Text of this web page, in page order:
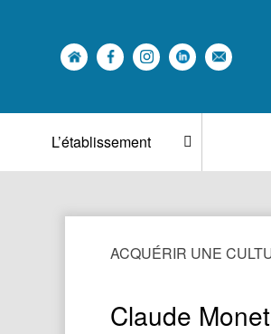
L’établissement
ACQUÉRIR UNE
Claude